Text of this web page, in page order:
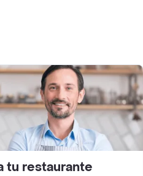
tu restaurante